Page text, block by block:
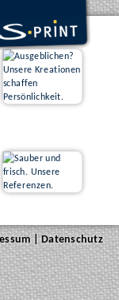
|Datenschutz